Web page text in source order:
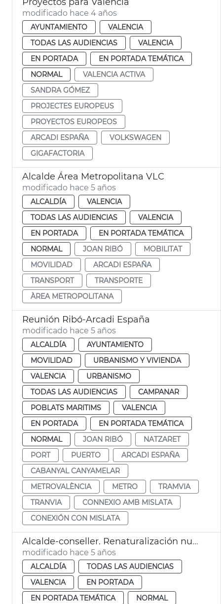
modificado hace 4 años
AYUNTAMIENTO
VALENCIA
TODAS LAS AUDIENCIAS
VALENCIA
EN PORTADA
EN PORTADA TEMÁTICA
NORMAL
VALENCIA ACTIVA
SANDRA GÓMEZ
PROJECTES EUROPEUS
PROYECTOS EUROPEOS
ARCADI ESPAÑA
VOLKSWAGEN
GIGAFACTORIA
Alcalde Área Metropolitana VLC
modificado hace 5 años
ALCALDÍA
VALENCIA
TODAS LAS AUDIENCIAS
VALENCIA
EN PORTADA
EN PORTADA TEMÁTICA
NORMAL
JOAN RIBÓ
MOBILITAT
MOVILIDAD
ARCADI ESPAÑA
TRANSPORT
TRANSPORTE
ÀREA METROPOLITANA
Reunión Ribó-Arcadi España
modificado hace 5 años
ALCALDÍA
AYUNTAMIENTO
MOVILIDAD
URBANISMO Y VIVIENDA
VALENCIA
URBANISMO
TODAS LAS AUDIENCIAS
CAMPANAR
POBLATS MARITIMS
VALENCIA
EN PORTADA
EN PORTADA TEMÁTICA
NORMAL
JOAN RIBÓ
NATZARET
PORT
PUERTO
ARCADI ESPAÑA
CABANYAL CANYAMELAR
METROVALÈNCIA
METRO
TRAMVIA
TRANVIA
CONNEXIO AMB MISLATA
CONEXIÓN CON MISLATA
Alcalde-conseller. Renaturalización nuevo cauce Turia
modificado hace 5 años
ALCALDÍA
TODAS LAS AUDIENCIAS
VALENCIA
EN PORTADA
EN PORTADA TEMÁTICA
NORMAL